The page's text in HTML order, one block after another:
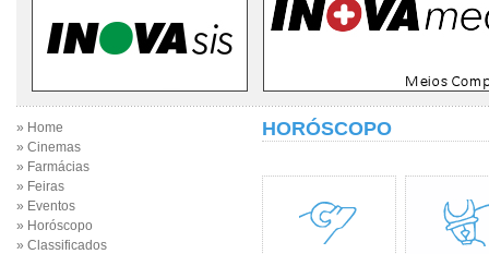
» Home
» Cinemas
» Farmácias
» Feiras
» Eventos
» Horóscopo
» Classificados
HORÓSCOPO